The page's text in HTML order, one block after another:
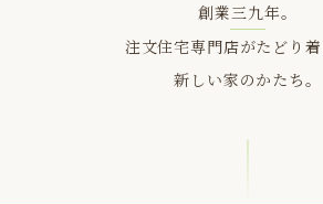
創業三九年。
注文住宅専門店がたどり着
新しい家のかたち。